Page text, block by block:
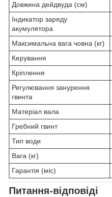
Довжина дейдвуда (см)
Індикатор заряду
акумулятора
Максимальна вага човна (кг)
Керування
Кріплення
Регулювання занурення
гвинта
Матеріал вала
Гребний гвинт
Тип води
Вага (кг)
Гарантія (міс)
Питання-відповіді